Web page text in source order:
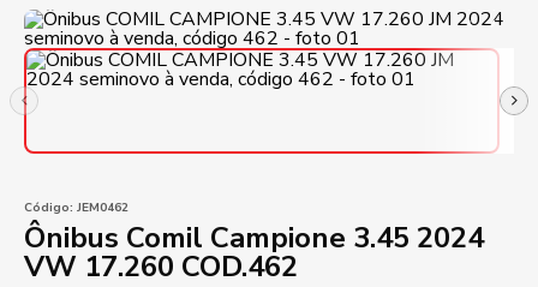
Código: JEM0462
Ônibus Comil Campione 3.45 2024
VW 17.260 COD.462